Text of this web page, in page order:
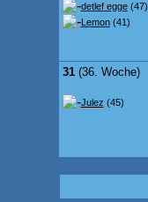
detlef egge(47)
Lemon(41)
31(36. Woche)
Julez (45)